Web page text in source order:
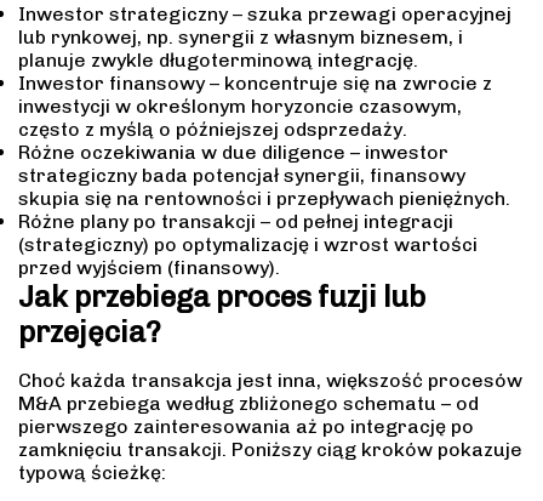
Inwestor strategiczny – szuka przewagi operacyjnej
lub rynkowej, np. synergii z własnym biznesem, i
planuje zwykle długoterminową integrację.
Inwestor finansowy – koncentruje się na zwrocie z
inwestycji w określonym horyzoncie czasowym,
często z myślą o późniejszej odsprzedaży.
Różne oczekiwania w due diligence – inwestor
strategiczny bada potencjał synergii, finansowy
skupia się na rentowności i przepływach pieniężnych.
Różne plany po transakcji – od pełnej integracji
(strategiczny) po optymalizację i wzrost wartości
przed wyjściem (finansowy).
Jak przebiega proces fuzji lub
przejęcia?
Choć każda transakcja jest inna, większość procesów
M&A przebiega według zbliżonego schematu – od
pierwszego zainteresowania aż po integrację po
zamknięciu transakcji. Poniższy ciąg kroków pokazuje
typową ścieżkę: